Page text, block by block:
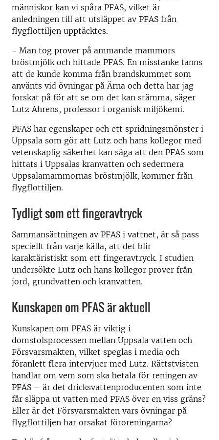
människor kan vi spåra PFAS, vilket är
anledningen till att utsläppet av PFAS från
flygflottiljen upptäcktes.
- Man tog prover på ammande mammors
bröstmjölk och hittade PFAS. En misstanke fanns
att de kunde komma från brandskummet som
använts vid övningar på Ärna och detta har jag
forskat på för att se om det kan stämma, säger
Lutz Ahrens, professor i organisk miljökemi.
PFAS har egenskaper och ett spridningsmönster i
Uppsala som gör att Lutz och hans kollegor med
vetenskaplig säkerhet kan säga att den PFAS som
hittats i Uppsalas kranvatten och sedermera
Uppsalamammornas bröstmjölk, kommer från
flygflottiljen.
Tydligt som ett fingeravtryck
Sammansättningen av PFAS i vattnet, är så pass
speciellt från varje källa, att det blir
karaktäristiskt som ett fingeravtryck. I studien
undersökte Lutz och hans kollegor prover från
jord, grundvatten och kranvatten.
Kunskapen om PFAS är aktuell
Kunskapen om PFAS är viktig i
domstolsprocessen mellan Uppsala vatten och
Försvarsmakten, vilket speglas i media och
föranlett flera intervjuer med Lutz. Rättstvisten
handlar om vem som ska betala för reningen av
PFAS – är det dricksvattenproducenten som inte
får släppa ut vatten med PFAS över en viss gräns?
Eller är det Försvarsmakten vars övningar på
flygflottiljen har orsakat föroreningarna?